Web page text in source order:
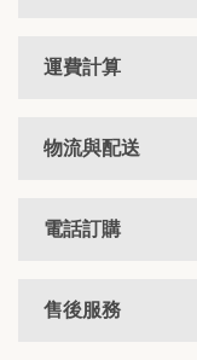
運費計算
物流與配送
電話訂購
售後服務